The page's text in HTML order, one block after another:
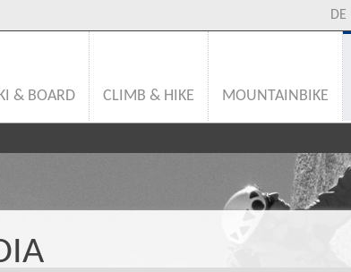
DE
& BOARD CLIMB & HIKE MOUNTAINBIKE